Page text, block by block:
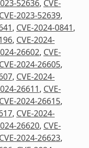
52636, CVE-
CVE-2023-52639,
, CVE-2024-0841,
, CVE-2024-
26602, CVE-
CVE-2024-26605,
, CVE-2024-
26611, CVE-
CVE-2024-26615,
, CVE-2024-
26620, CVE-
CVE-2024-26623,